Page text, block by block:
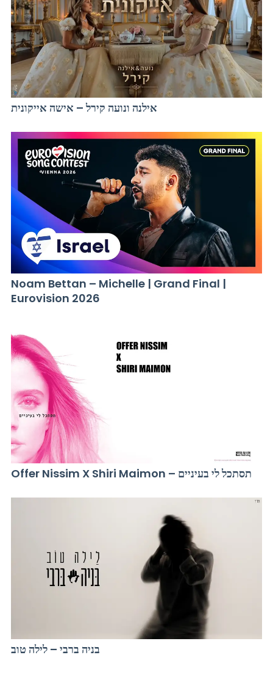
אילנה ונועה קירל – אישה אייקונית
Noam Bettan – Michelle | Grand Final |
Eurovision 2026
Offer Nissim X Shiri Maimon – תסתכל לי בעיניים
בניה ברבי – לילה טוב